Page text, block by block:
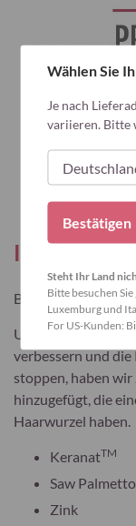
Innovative
Bariatric
Um das
verbessern und die
stoppen, haben wir
hinzugefügt, die
Haarwurzel haben.
KeranatTM
Saw Palmetto
Zink
Wählen Sie
Je nach
variieren. Bitte
Bestätigen
Steht Ihr Land
Bitte besuchen Sie
Luxemburg und
For US-Kunden: